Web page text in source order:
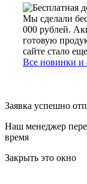
Мы сделали
000 рублей.
готовую
сайте стало
Все новинки и
Заявка успешно
Наш менеджер
время
Закрыть это окно